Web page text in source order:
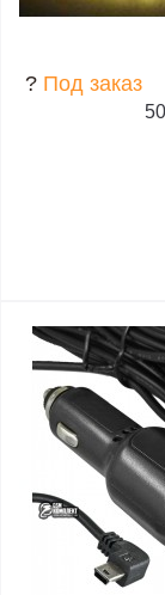
? Под заказ